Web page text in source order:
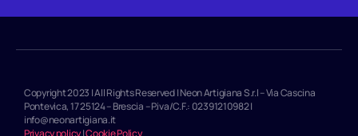
Copyright 2023 | All Rights Reserved | Neon Artigiana S.r.l – Via Cascina
Pontevica, 17 25124 – Brescia – P.iva/C.F.: 02391210982 |
info@neonartigiana.it